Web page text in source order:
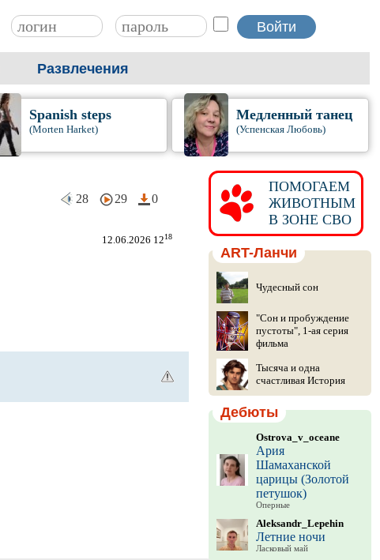
Развлечения
Spanish steps
(Morten Harket)
Медленный танец
(Успенская Любовь)
28 29 0
12.06.2026 1218
ПОМОГАЕМ
ЖИВОТНЫМ
В ЗОНЕ СВО
ART-Ланчи
Чудесный сон
"Сон и пробуждение
пустоты", 1-ая серия
фильма
Тысяча и одна
счастливая История
Дебюты
Ostrova_v_oceane
Ария
Шамаханской
царицы (Золотой
петушок)
Оперные
Aleksandr_Lepehin
Летние ночи
Ласковый май